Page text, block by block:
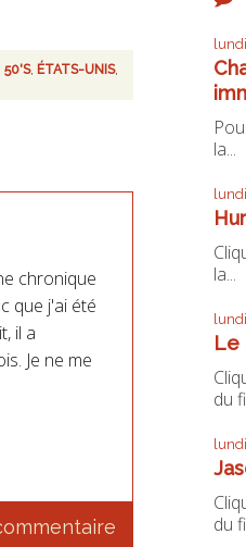
,50'S, ÉTATS-UNIS,
chronique
que j'ai été
il a
Je ne me
la...
la...
Le
du
lundi
du